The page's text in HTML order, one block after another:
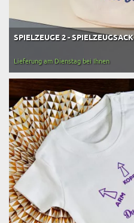
SPIELZEUGE 2 - SPIELZEUGSACK
Lieferung am Dienstag bei Ihnen